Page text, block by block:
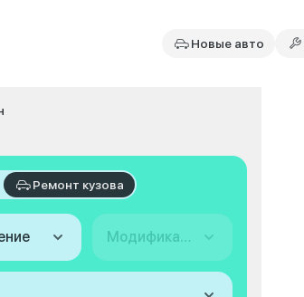
Новые авто
Ремонт кузова
Модификация